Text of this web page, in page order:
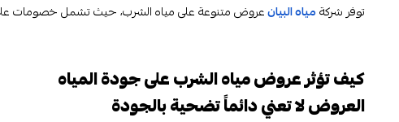
توفر شركةمياه البيانعروض متنوعة على مياه الشرب، حيث تشمل خصومات على
كيف تؤثر عروض مياه الشرب على جودة المياه
العروض لا تعني دائماً تضحية بالجودة